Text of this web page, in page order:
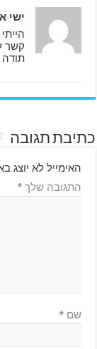
ישי
קשר
תודה
כתיבת תגובה
האימייל לא יוצג
התגובה שלך*
שם*